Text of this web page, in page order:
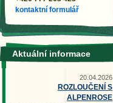
kontaktní formulář
Aktuální informace
20.04.2026
ROZLOUČENÍ S
ALPENROSE